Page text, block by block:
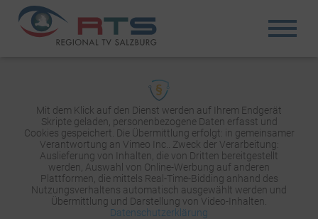
Mit dem Klick auf den Dienst werden auf Ihrem Endgerät
Skripte geladen, personenbezogene Daten erfasst und
Cookies gespeichert. Die Übermittlung erfolgt: in gemeinsamer
Verantwortung an Vimeo Inc.. Zweck der Verarbeitung:
Auslieferung von Inhalten, die von Dritten bereitgestellt
werden, Auswahl von Online-Werbung auf anderen
Plattformen, die mittels Real-Time-Bidding anhand des
Nutzungsverhaltens automatisch ausgewählt werden und
Übermittlung und Darstellung von Video-Inhalten.
Datenschutzerklärung